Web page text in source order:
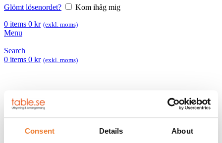
Consent Details About
Glömt lösenordet?
Kom ihåg mig
0 items 0 kr (exkl. moms)
Menu
Search
0 items 0 kr (exkl. moms)